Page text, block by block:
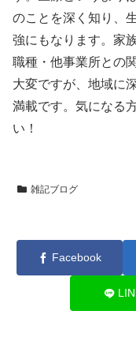
のことを深く知り、
強にもなります。家
職種・他事業所との
大変ですが、地域に
満載です。気になる
い！
雑記ブログ
Facebook